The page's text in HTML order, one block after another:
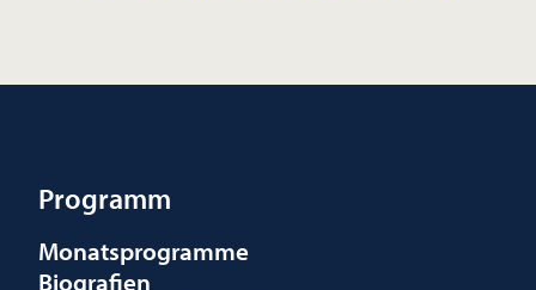
Programm
Monatsprogramme
Biografien